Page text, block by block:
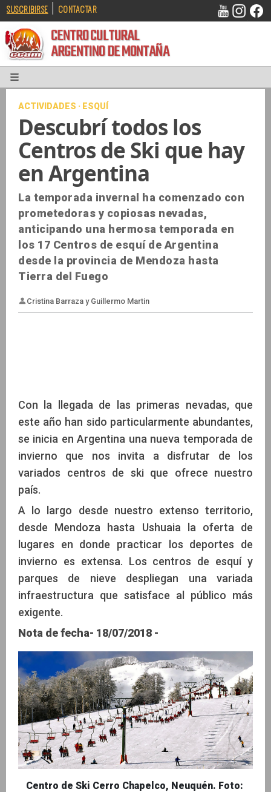
SUSCRIBIRSE | CONTACTAR
CENTRO CULTURAL
ARGENTINO DE MONTAÑA
ACTIVIDADES · ESQUÍ
Descubrí todos los
Centros de Ski que hay
en Argentina
La temporada invernal ha comenzado con
prometedoras y copiosas nevadas,
anticipando una hermosa temporada en
los 17 Centros de esquí de Argentina
desde la provincia de Mendoza hasta
Tierra del Fuego
Con la llegada de las primeras nevadas, que
este año han sido particularmente abundantes,
se inicia en Argentina una nueva temporada de
invierno que nos invita a disfrutar de los
variados centros de ski que ofrece nuestro
país.
A lo largo desde nuestro extenso territorio,
desde Mendoza hasta Ushuaia la oferta de
lugares en donde practicar los deportes de
invierno es extensa. Los centros de esquí y
parques de nieve despliegan una variada
infraestructura que satisface al público más
exigente.
Nota de fecha- 18/07/2018 -
Centro de Ski Cerro Chapelco, Neuquén. Foto: